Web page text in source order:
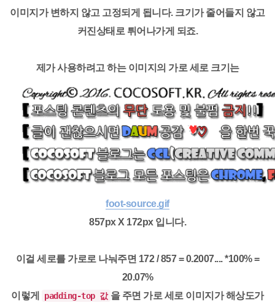
이미지가 변하지 않고 고정되게 됩니다. 크기가 줄어들지 않고
커진상태로 튀어나가게 되죠.
제가 사용하려고 하는 이미지의 가로 세로 크기는
foot-source.gif
857px X 172px입니다.
이걸 세로를 가로로 나눠주면 172 / 857 = 0.2007.... *100% =
20.07%
이렇게
padding-top 값 을 주면 가로 세로 이미지가 해상도가